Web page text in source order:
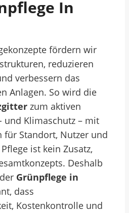
In
fördern wir
reduzieren
verbessern das
Anlagen. So wird die
zum aktiven
und Klimaschutz – mit
für Standort, Nutzer und
ist kein Zusatz,
Deshalb
Grünpflege in
dass
Kostenkontrolle und